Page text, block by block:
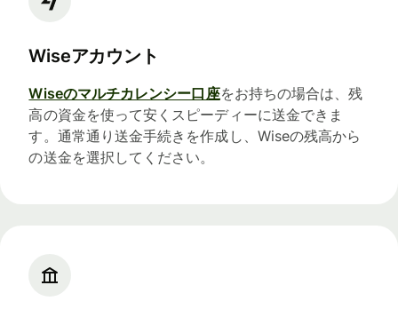
Wiseアカウント
Wiseのマルチカレンシー口座をお持ちの場合は、残
高の資金を使って安くスピーディーに送金できま
す。通常通り送金手続きを作成し、Wiseの残高から
の送金を選択してください。